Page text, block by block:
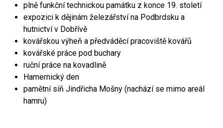
plně funkční technickou památku z konce 19. století
expozici k dějinám železářství na Podbrdsku a
hutnictví v Dobřívě
kovářskou výheň a předváděcí pracoviště kovářů
kovářské práce pod buchary
ruční práce na kovadlině
Hamernický den
pamětní síň Jindřicha Mošny (nachází se mimo areál
hamru)